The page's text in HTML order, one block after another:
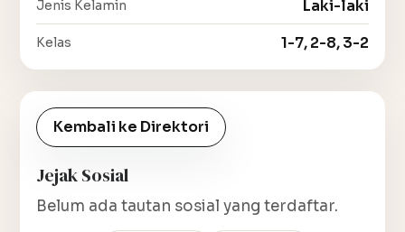
Jenis Kelamin Laki-laki
Kelas 1-7, 2-8, 3-2
Kembali ke Direktori
Jejak Sosial
Belum ada tautan sosial yang terdaftar.